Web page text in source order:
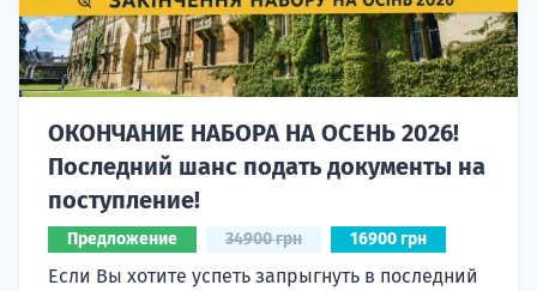
ОКОНЧАНИЕ НАБОРА НА ОСЕНЬ 2026!
Последний шанс подать документы на
поступление!
Предложение 34900 грн 16900 грн
Если Вы хотите успеть запрыгнуть в последний